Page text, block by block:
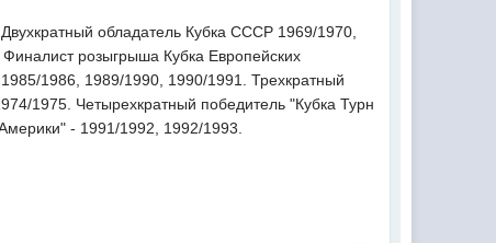
обладатель Кубка СССР 1969/1970,
розыгрыша Кубка Европейских
1986, 1989/1990, 1990/1991. Трехкратный
1975. Четырехкратный победитель "Кубка Турн
- 1991/1992, 1992/1993.